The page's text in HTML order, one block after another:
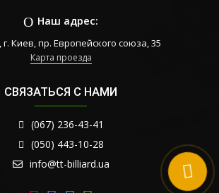
Наш адрес:
Киев, пр. Европейского союза, 35
Карта проезда
СВЯЗАТЬСЯ С НАМИ
(067) 236-43-41
(050) 443-10-28
info@tt-billiard.ua